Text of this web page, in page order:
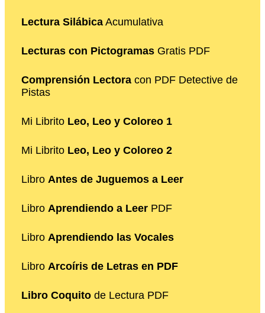
Lectura Silábica Acumulativa
Lecturas con Pictogramas Gratis PDF
Comprensión Lectora con PDF Detective de
Pistas
Mi Librito Leo, Leo y Coloreo 1
Mi Librito Leo, Leo y Coloreo 2
Libro Antes de Juguemos a Leer
Libro Aprendiendo a Leer PDF
Libro Aprendiendo las Vocales
Libro Arcoíris de Letras en PDF
Libro Coquito de Lectura PDF